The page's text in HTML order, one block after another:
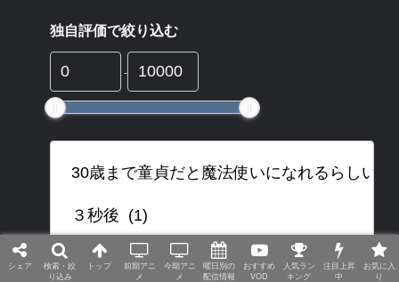
独自評価で絞り込む
-
シェア
検索・絞
り込み
トップ
前期アニ
メ
今期アニ
メ
曜日別の
配信情報
おすすめ
VOD
人気ラン
キング
注目上昇
中
お気に入
り